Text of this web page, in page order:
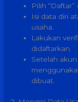
Pilih
Isi data diri
usaha.
Lakukan
didaftarkan.
Setelah
dibuat.